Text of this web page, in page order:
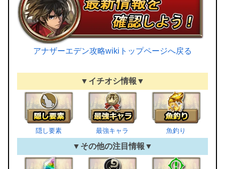
アナザーエデン攻略wikiトップページへ戻る
▼イチオシ情報▼
隠し要素 最強キャラ 魚釣り
▼その他の注目情報▼